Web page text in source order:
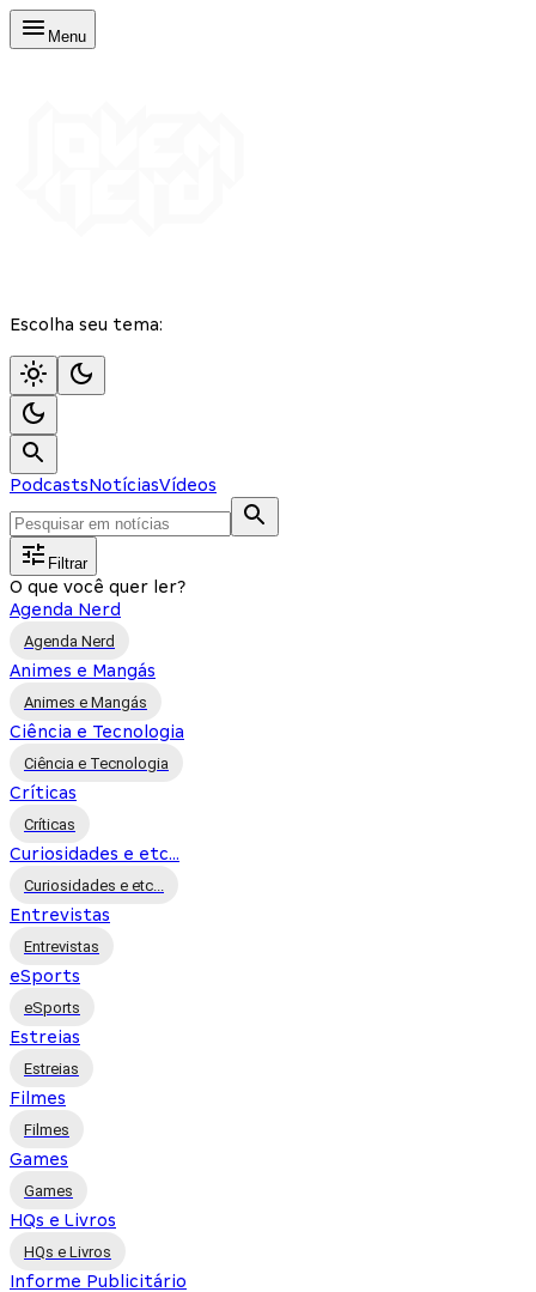
Menu
Escolha seu tema:
PodcastsNotíciasVídeos
Filtrar
O que você quer ler?
Agenda Nerd
Agenda Nerd
Animes e Mangás
Animes e Mangás
Ciência e Tecnologia
Ciência e Tecnologia
Críticas
Críticas
Curiosidades e etc...
Curiosidades e etc...
Entrevistas
Entrevistas
eSports
eSports
Estreias
Estreias
Filmes
Filmes
Games
Games
HQs e Livros
HQs e Livros
Informe Publicitário